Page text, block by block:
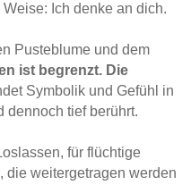
Ich denke an dich.
Pusteblume und dem
ist begrenzt. Die
Symbolik und Gefühl in
dennoch tief berührt.
für flüchtige
die weitergetragen werden